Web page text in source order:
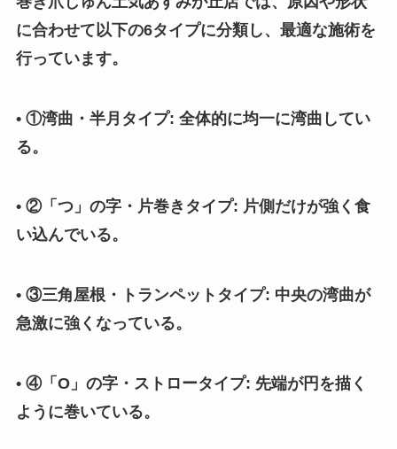
に合わせて以下の6タイプに分類し、最適な施術を
行っています。
• ①湾曲・半月タイプ: 全体的に均一に湾曲してい
る。
• ②「つ」の字・片巻きタイプ: 片側だけが強く食
い込んでいる。
• ③三角屋根・トランペットタイプ: 中央の湾曲が
急激に強くなっている。
• ④「O」の字・ストロータイプ: 先端が円を描く
ように巻いている。